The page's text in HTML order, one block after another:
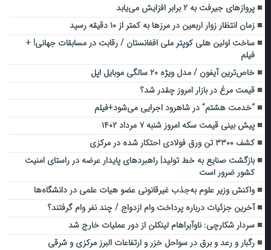
پروازهای جیرفت به ۲ برابر افزایش می‌یابد
زمان انتظار زوار اربعین در مرزها به کمتر از ۱۰ دقیقه رسید
ساخت اولین هلی‌ کوپتر ملی افغانستان / رقابت در مسابقات جهانی! +
فیلم
خاص‌ترین آیفون / مدل ویژه ۲۰ سالگی موبایل اپل
قیمت مرغ در بازار امروز چقدر شد؟
“خدمت هشتم” در شاهرود اجرایی می‌شود+فیلم
پیش بینی قیمت سکه امروز شنبه ۷ مرداد ۱۴۰۲
کشف ۳۳۰۰ تن ورق فولادی احتکار شده در مرکزی
بازگشت صنایع به خط تولید| راهبردهای پایدار عرضه در راستای امنیت
کشور ضرور است
واکنش وزیر علوم به‌جذب‌ غیرقانونی عضو هیات علمی در دانشگاه‌ها
آخرین جزئیات درباره پرداخت وام ازدواج / چند نفر وام گرفتند؟
سردار شکارچی: ناوآبراهام لینکلن از دور عملیات خارج شد
رگبار و رعد و برق در سواحل خزر و ارتفاعات البرز مرکزی و شرقی